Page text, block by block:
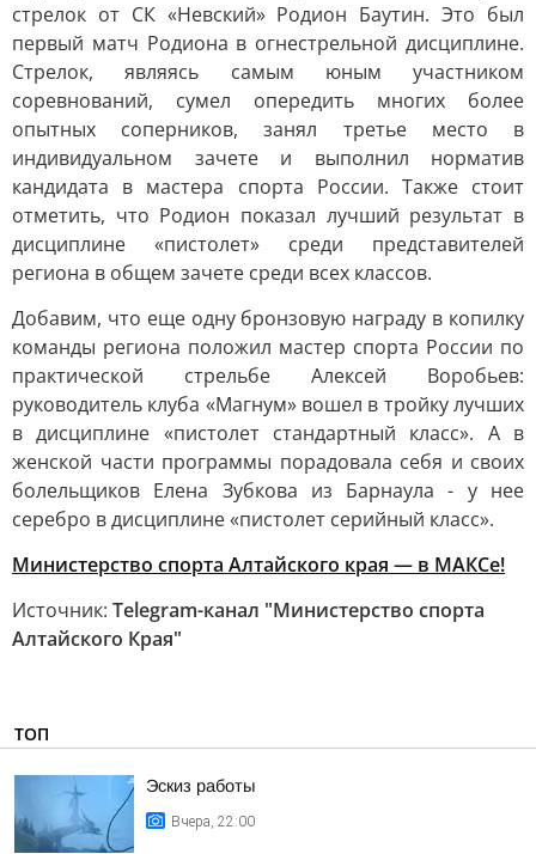
стрелок от СК «Невский» Родион Баутин. Это был
первый матч Родиона в огнестрельной дисциплине.
Стрелок, являясь самым юным участником
соревнований, сумел опередить многих более
опытных соперников, занял третье место в
индивидуальном зачете и выполнил норматив
кандидата в мастера спорта России. Также стоит
отметить, что Родион показал лучший результат в
дисциплине «пистолет» среди представителей
региона в общем зачете среди всех классов.
Добавим, что еще одну бронзовую награду в копилку
команды региона положил мастер спорта России по
практической стрельбе Алексей Воробьев:
руководитель клуба «Магнум» вошел в тройку лучших
в дисциплине «пистолет стандартный класс». А в
женской части программы порадовала себя и своих
болельщиков Елена Зубкова из Барнаула - у нее
серебро в дисциплине «пистолет серийный класс».
Министерство спорта Алтайского края — в МАКСе!
Источник: Telegram-канал "Министерство спорта
Алтайского Края"
ТОП
Эскиз работы
Вчера, 22:00